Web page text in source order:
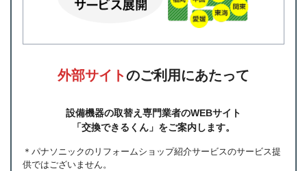
外部サイトのご利用にあたって
設備機器の取替え専門業者のWEBサイト
「交換できるくん」をご案内します。
パナソニックのリフォームショップ紹介サービスのサービス提
供ではございません。